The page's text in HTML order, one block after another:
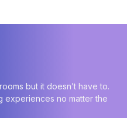
but it doesn’t have to.
experiences no matter the